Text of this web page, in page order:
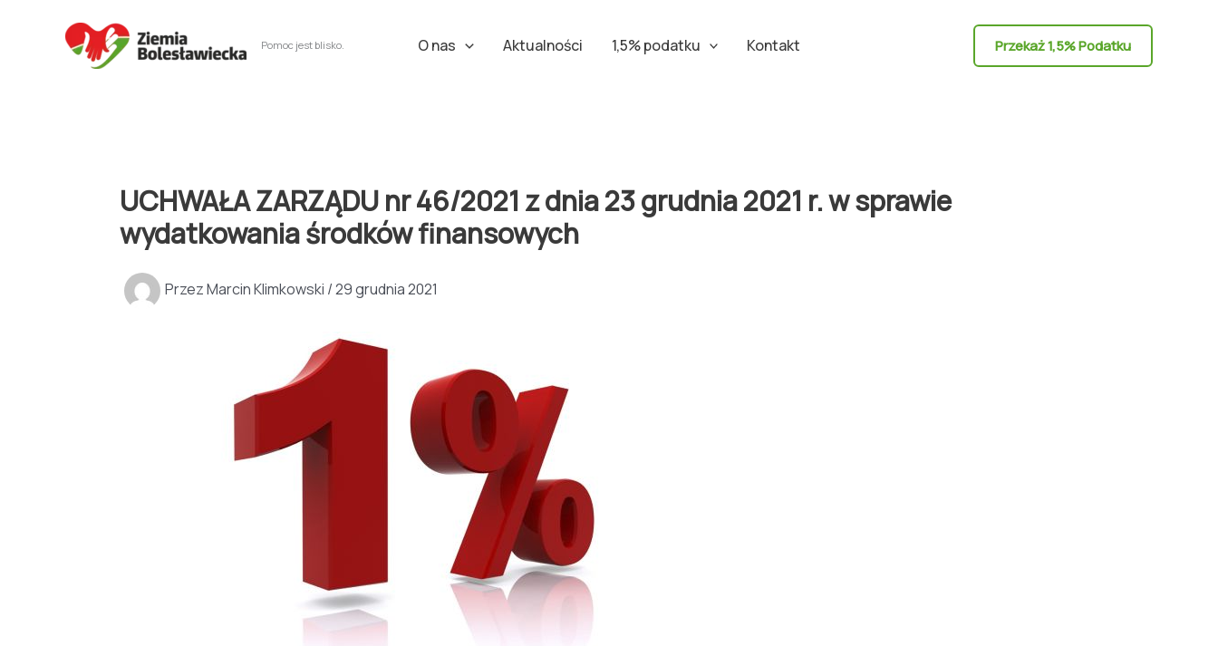
Pomoc jest blisko. O nas Aktualności 1,5% podatku Kontakt Przekaż 1,5% Podatku
UCHWAŁA ZARZĄDU nr 46/2021 z dnia 23 grudnia 2021 r. w sprawie
wydatkowania środków finansowych
PrzezMarcin Klimkowski /29 grudnia 2021